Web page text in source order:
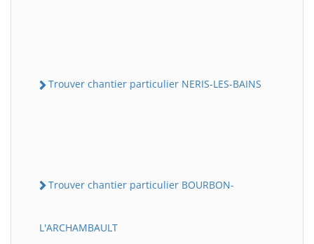
Trouver chantier particulier NERIS-LES-BAINS
Trouver chantier particulier BOURBON-
L'ARCHAMBAULT